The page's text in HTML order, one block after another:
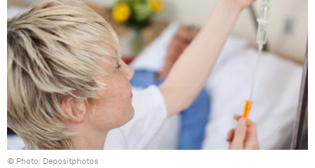
© Photo: Depositphotos